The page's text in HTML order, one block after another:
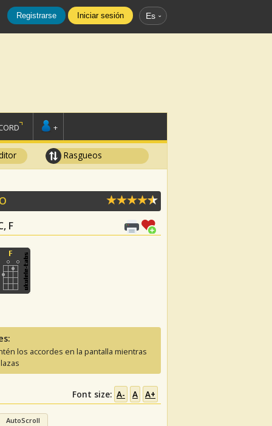
Registrarse Iniciar sesión Es
+
Rasgueos
F
los accordes en la pantalla mientras
Font size: A- A A+
AutoScroll